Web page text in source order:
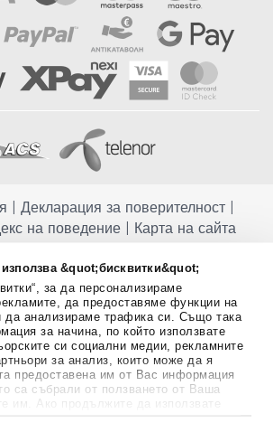
&quot;бисквитки&quot;
за да персонализираме
да предоставяме функции на
да анализираме трафика си. Също така
за начина, по който използвате
си социални медии, рекламните
за анализ, които може да я
предоставена им от Вас информация
са събрали от ползването от Ваша
им. Ако продължите да използвате
Декларация за поверителност|
на поведение| Карта на сайта
ви информира, че хранителните добавки не
диета и не са предназначени за
или лечение на човешки заболявания.
с Вашия лекар, ако сте бременна, кърмите,
или имате някакви здравословни проблеми,
хранителна добавка. Непрекъснато се
точна и валидна информация. Ако
или коментари относно тях, моля свържете
се с нас.